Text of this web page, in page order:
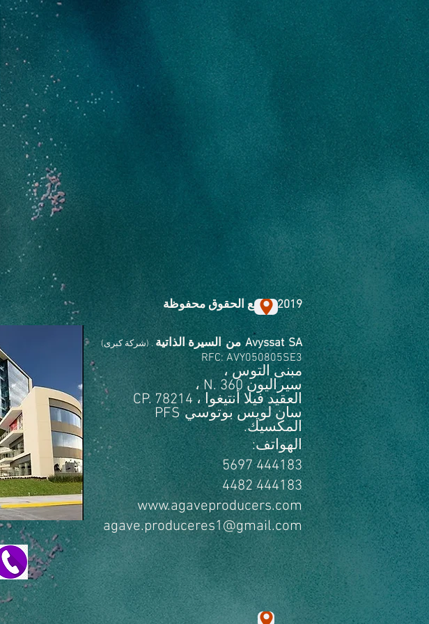
2019. جميع الحقوق محفوظة
Avyssat SA من السيرة الذاتية . (شركة كبرى)
RFC: AVY050805SE3
مبنى التوس ،
سيراليون N. 360 ،
العقيد فيلا أنتيغوا ، CP. 78214
سان لويس بوتوسي PFS
المكسيك.
الهواتف:
444183 5697
444183 4482
www.agaveproducers.com
agave.produceres1@gmail.com